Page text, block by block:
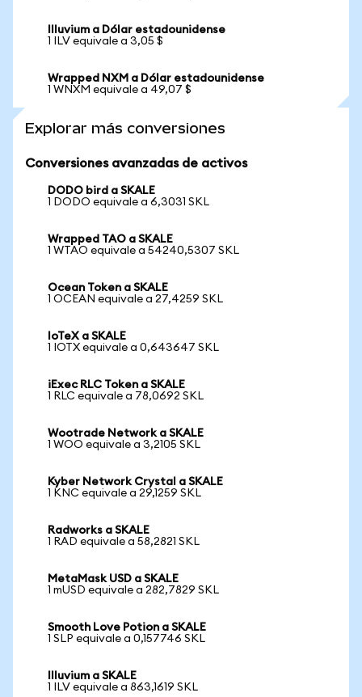
Illuvium a Dólar estadounidense
1 ILV equivale a 3,05 $
Wrapped NXM a Dólar estadounidense
1 WNXM equivale a 49,07 $
Explorar más conversiones
Conversiones avanzadas de activos
DODO bird a SKALE
1 DODO equivale a 6,3031 SKL
Wrapped TAO a SKALE
1 WTAO equivale a 54240,5307 SKL
Ocean Token a SKALE
1 OCEAN equivale a 27,4259 SKL
IoTeX a SKALE
1 IOTX equivale a 0,643647 SKL
iExec RLC Token a SKALE
1 RLC equivale a 78,0692 SKL
Wootrade Network a SKALE
1 WOO equivale a 3,2105 SKL
Kyber Network Crystal a SKALE
1 KNC equivale a 29,1259 SKL
Radworks a SKALE
1 RAD equivale a 58,2821 SKL
MetaMask USD a SKALE
1 mUSD equivale a 282,7829 SKL
Smooth Love Potion a SKALE
1 SLP equivale a 0,157746 SKL
Illuvium a SKALE
1 ILV equivale a 863,1619 SKL